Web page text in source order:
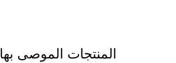
المنتجات الموصى بها